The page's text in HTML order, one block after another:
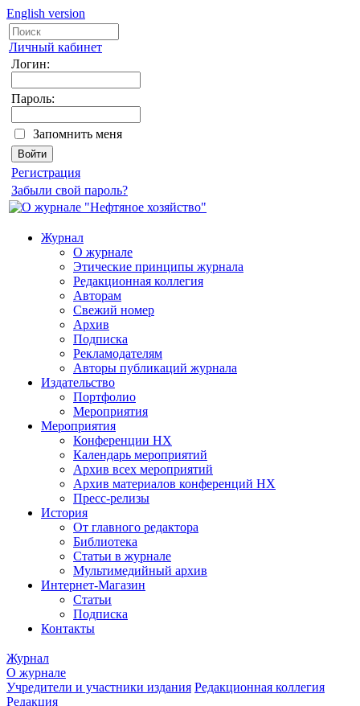
English version
Личный кабинет
Логин:
Пароль:
Запомнить меня
Регистрация
Забыли свой пароль?
Журнал
О журнале
Этические принципы журнала
Редакционная коллегия
Авторам
Свежий номер
Архив
Подписка
Рекламодателям
Авторы публикаций журнала
Издательство
Портфолио
Мероприятия
Мероприятия
Конференции НХ
Календарь мероприятий
Архив всех мероприятий
Архив материалов конференций НХ
Пресс-релизы
История
От главного редактора
Библиотека
Статьи в журнале
Мультимедийный архив
Интернет-Магазин
Статьи
Подписка
Контакты
Журнал
О журнале
Учредители и участники издания Редакционная коллегия
Редакция